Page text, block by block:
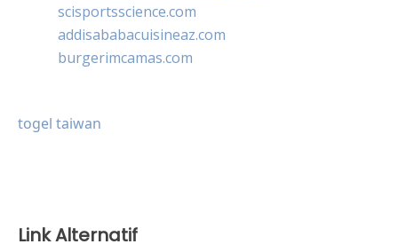
scisportsscience.com
addisababacuisineaz.com
burgerimcamas.com
togel taiwan
Link Alternatif